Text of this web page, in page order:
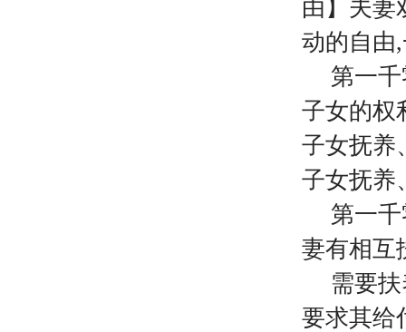
由】夫妻
动的自由
第一
子女的权
子女抚养
子女抚养
第一
妻有相互
需要
要求其给